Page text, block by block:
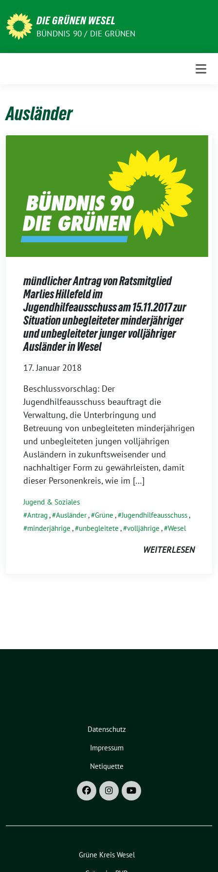
zum
Inhalt
DIE GRÜNEN WESEL
BÜNDNIS 90 / DIE GRÜNEN
Ausländer
mündlicher Antrag von Ratsmitglied
Marlies Hillefeld im
Jugendhilfeausschuss am 15.11.2017 zur
Situation unbegleiteter minderjähriger
und unbegleiteter junger volljähriger
Ausländer in Wesel
17. Januar 2018
Beschlussvorschlag: Der
Jugendhilfeausschuss beauftragt die
Verwaltung, die Unterbringung und
Betreuung von unbegleiteten minderjährigen
und unbegleiteten jungen volljährigen
Ausländern in zukunftsweisender und
nachhaltiger Form zu gewährleisten, damit
dieser Personenkreis, wie im […]
Jugend & Soziales
Antrag , Ausländer, Grüne , Jugendhilfeausschuss,
minderjährige , unbegleitete , volljährige , Wesel
WEITERLESEN
Datenschutz
Impressum
Netiquette
Grüne Kreis Wesel